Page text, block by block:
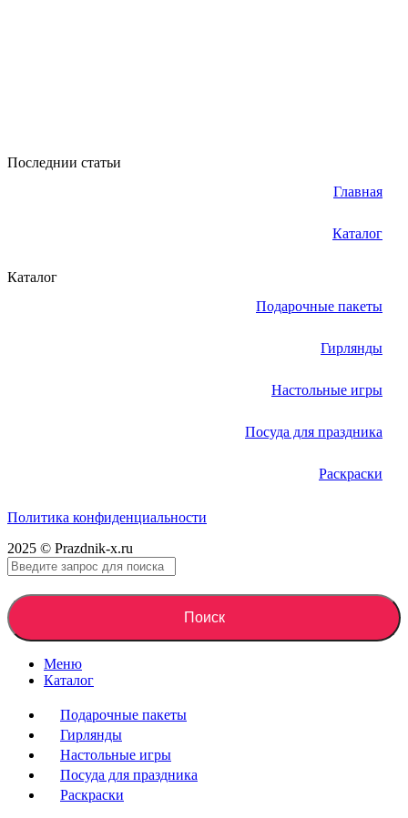
Последнии статьи
Главная
Каталог
Каталог
Подарочные пакеты
Гирлянды
Настольные игры
Посуда для праздника
Раскраски
Политика конфиденциальности
2025 © Prazdnik-x.ru
Поиск
Меню
Каталог
Подарочные пакеты
Гирлянды
Настольные игры
Посуда для праздника
Раскраски